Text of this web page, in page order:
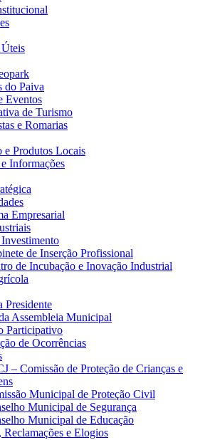
do Paiva
Eventos
de Turismo
e Romarias
e Produtos Locais
Informações
Empresarial
de Inserção Profissional
de Incubação e Inovação Industrial
Presidente
Assembleia Municipal
Participativo
de Ocorrências
– Comissão de Proteção de Crianças e
Municipal de Proteção Civil
Municipal de Segurança
Municipal de Educação
Reclamações e Elogios